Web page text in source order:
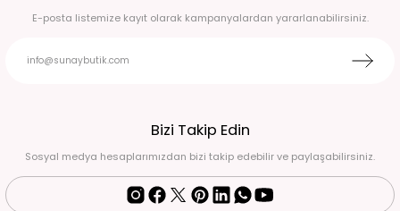
E-posta listemize kayıt olarak kampanyalardan yararlanabilirsiniz.
Bizi Takip Edin
Sosyal medya hesaplarımızdan bizi takip edebilir ve paylaşabilirsiniz.